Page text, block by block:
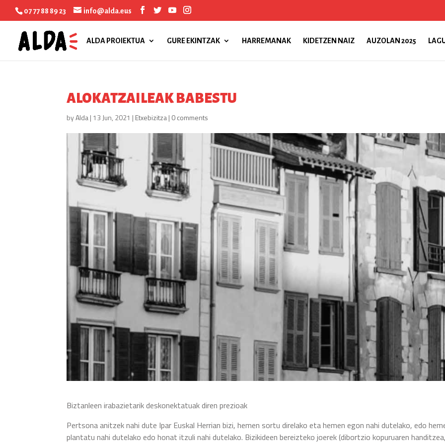
07 77 88 89 23 info@alda.eus
ALDA PROIEKTUA GURE EKINTZAK HARREMANAK KIDETZEN NAIZ AUZOLAN 2025
ALOKATZAILEAK BABESTU
byAlda| 13 Jun, 2021 | Etxebizitza| 0 comments
Biztanleen irabazietarik deskonektatuak diren prezioak
Pertsona anitzek nahi dute Ipar Euskal Herrian bizi, hemen sortu direlako eta hemen egon nahi dutelako, edo
plantatu nahi dutelako edo honat itzuli nahi dutelako. Bizikideen bereizteko joerek (dibortzio kopuruaren